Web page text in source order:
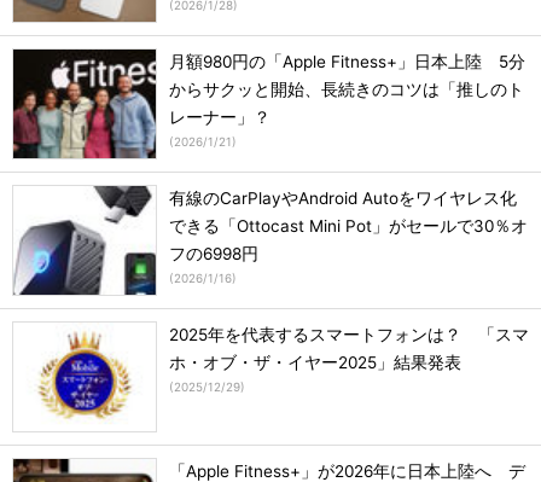
(2026/1/28)
月額980円の「Apple Fitness+」日本上陸 5分
からサクッと開始、長続きのコツは「推しのト
レーナー」？
(2026/1/21)
有線のCarPlayやAndroid Autoをワイヤレス化
できる「Ottocast Mini Pot」がセールで30％オ
フの6998円
(2026/1/16)
2025年を代表するスマートフォンは？ 「スマ
ホ・オブ・ザ・イヤー2025」結果発表
(2025/12/29)
「Apple Fitness+」が2026年に日本上陸へ デ